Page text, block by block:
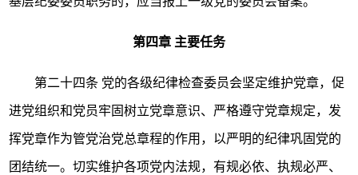
第四章 主要任务
第二十四条 党的各级纪律检查委员会坚定维护党章，促
进党组织和党员牢固树立党章意识、严格遵守党章规定，发
挥党章作为管党治党总章程的作用，以严明的纪律巩固党的
团结统一。切实维护各项党内法规，有规必依、执规必严、